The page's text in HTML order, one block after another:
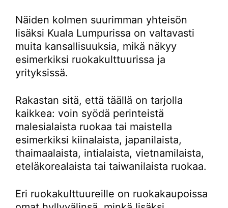
Näiden kolmen suurimman yhteisön
lisäksi Kuala Lumpurissa on valtavasti
muita kansallisuuksia, mikä näkyy
esimerkiksi ruokakulttuurissa ja
yrityksissä.
Rakastan sitä, että täällä on tarjolla
kaikkea: voin syödä perinteistä
malesialaista ruokaa tai maistella
esimerkiksi kiinalaista, japanilaista,
thaimaalaista, intialaista, vietnamilaista,
eteläkorealaista tai taiwanilaista ruokaa.
Eri ruokakulttuureille on ruokakaupoissa